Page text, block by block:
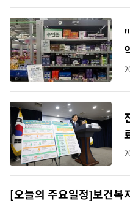
[오늘의 주요일정]보건복